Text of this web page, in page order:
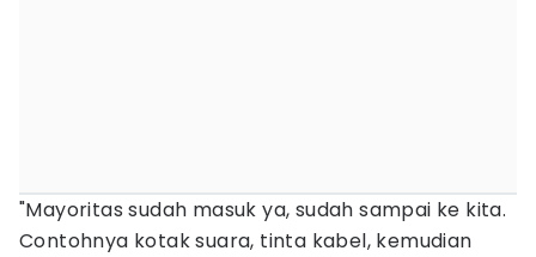
"Mayoritas sudah masuk ya, sudah sampai ke kita.
Contohnya kotak suara, tinta kabel, kemudian